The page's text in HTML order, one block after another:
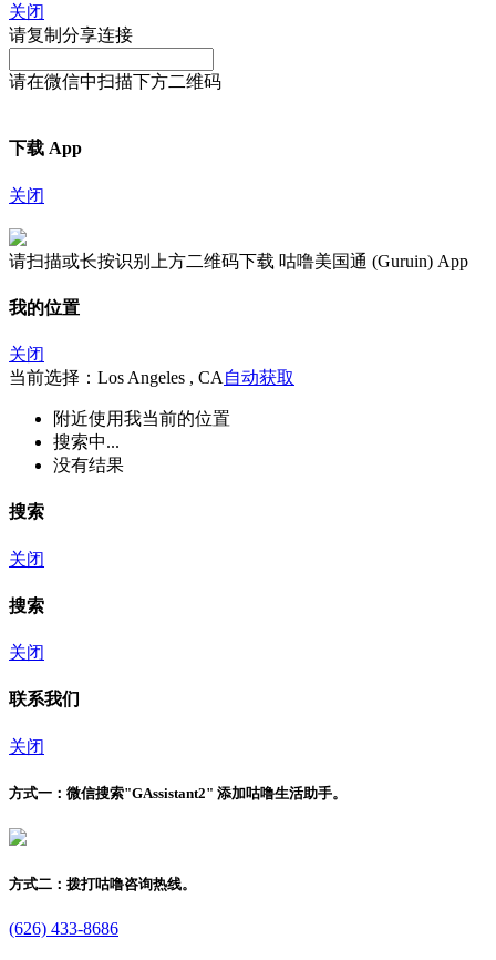
关闭
请复制分享连接
请在微信中扫描下方二维码
下载 App
关闭
请扫描或长按识别上方二维码下载 咕噜美国通 (Guruin) App
我的位置
关闭
当前选择：Los Angeles , CA 自动获取
附近使用我当前的位置
搜索中...
没有结果
搜索
关闭
搜索
关闭
联系我们
关闭
方式一： 微信搜索"GAssistant2" 添加咕噜生活助手。
方式二： 拨打咕噜咨询热线。
(626) 433-8686